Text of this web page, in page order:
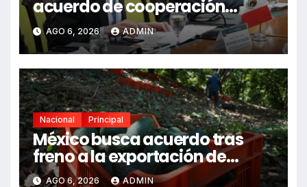
acuerdo de cooperación
bilateral en Brasilia
AGO 6, 2026 ADMIN
Nacional Principal
México busca acuerdo tras
freno a la exportación de
aguacate michoacano
AGO 6, 2026 ADMIN